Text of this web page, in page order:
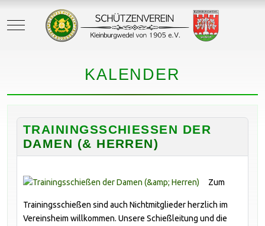
Mobile Menu Toggle
KALENDER
TRAININGSSCHIESSEN DER D
AMEN (& HERREN)
Zum
Trainingsschießen sind auch Nichtmitglieder herzlich im
Vereinsheim willkommen. Unsere Schießleitung und die